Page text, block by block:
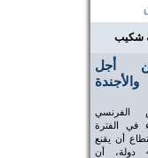
شكيب
أجل
الفرنسي
في الفترة
أن يقنع
زعماءأكثر من40 دولة، أن